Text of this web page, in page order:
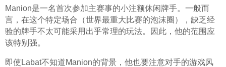
Manion是一名首次参加主赛事的小注额休闲牌手。一般而
言，在这个特定场合（世界最重大比赛的泡沫圈），缺乏经
验的牌手不太可能采用出乎常理的玩法。因此，他的范围应
该特别强。
即使Labat不知道Manion的背景，他也要注意对手的游戏风